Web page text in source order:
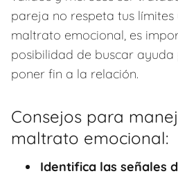
pareja no respeta tus
maltrato emocional, es
posibilidad de buscar ayuda
poner fin a la relación.
Consejos para
maltrato emocional:
Identifica las señales